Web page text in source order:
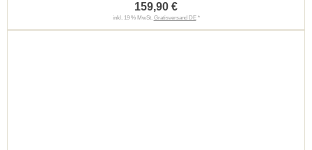
159,90 €
inkl. 19 % MwSt. Gratisversand DE*